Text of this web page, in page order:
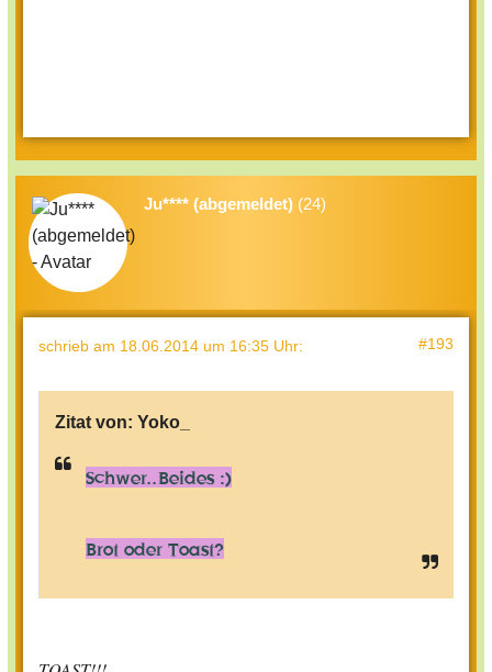
Ju**** (abgemeldet) (24)
schrieb am 18.06.2014 um 16:35 Uhr: #193
Zitat von: Yoko_
Schwer..Beides :)
Brot oder Toast?